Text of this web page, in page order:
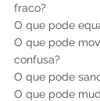
fraco?
O que pode
O que pode
confusa?
O que pode
O que pode